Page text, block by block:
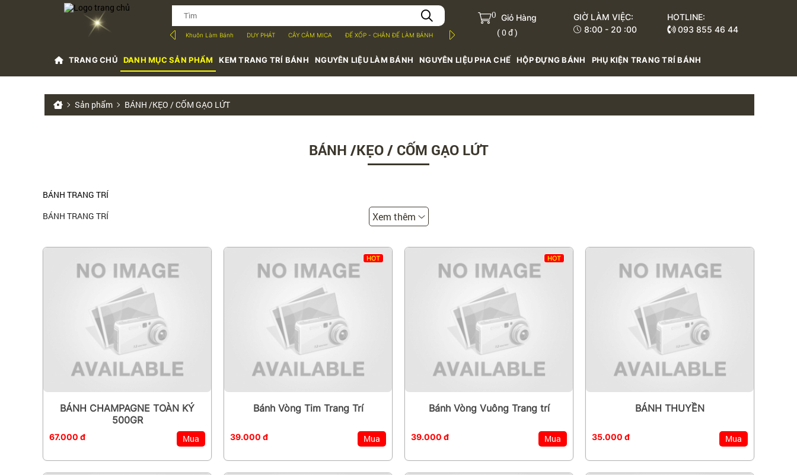
Khuôn Làm Bánh DUY PHÁT CÂY CẮM MICA ĐẾ XỐP - CHÂN ĐẾ LÀM BÁNH MỨT TRÁI CÂY BỘT ĐUÔI INOX BẮT HOA - KÉO GẤP BÔNG - DÙ INOX MÀU NƯỚC / MÀU DẦU /
0 Giỏ Hàng
(0 đ)
GIỜ LÀM VIỆC:
8:00 - 20 :00
HOTLINE:
093 855 46 44
TRANG CHỦ DANH MỤC SẢN PHẨM KEM TRANG TRÍ BÁNH NGUYÊN LIỆU LÀM BÁNH NGUYÊN LIỆU PHA CHẾ HỘP ĐỰNG BÁNH PHỤ KIỆN TRANG TRÍ BÁNH
Sản phẩm BÁNH /KẸO / CỐM GẠO LỨT
BÁNH /KẸO / CỐM GẠO LỨT
BÁNH TRANG TRÍ
BÁNH TRANG TRÍ
Xem thêm
BÁNH CHAMPAGNE TOÀN KÝ
500GR
67.000 đ Mua
HOT
Bánh Vòng Tim Trang Trí
39.000 đ Mua
HOT
Bánh Vòng Vuông Trang trí
39.000 đ Mua
BÁNH THUYỀN
35.000 đ Mua